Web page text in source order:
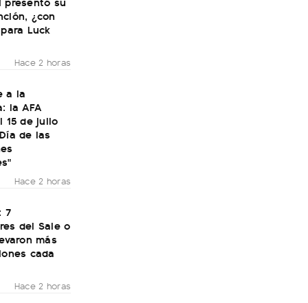
¿con
Luck
Hace 2 horas
a la
la AFA
15 de julio
de las
Hace 2 horas
7
del Sale o
más
cada
Hace 2 horas